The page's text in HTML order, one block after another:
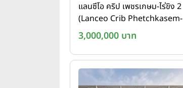
แลนซีโอ คริป เพชรเกษม-ไร่ขิง 2
(Lanceo Crib Phetchkasem-
Raikhing 2)
3,000,000 บาท